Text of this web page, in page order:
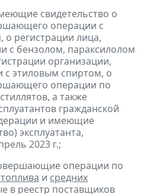
свидетельство о
операции с
регистрации лица,
с бензолом, параксилолом
организации,
этиловым спиртом, о
операции по
а также
гражданской
и имеющие
эксплуатанта,
2023 г.;
операции по
и средних
в реестр поставщиков